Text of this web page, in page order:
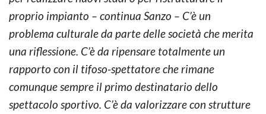
proprio impianto – continua Sanzo – C’è un
problema culturale da parte delle società che merita
una riflessione. C’è da ripensare totalmente un
rapporto con il tifoso-spettatore che rimane
comunque sempre il primo destinatario dello
spettacolo sportivo. C’è da valorizzare con strutture